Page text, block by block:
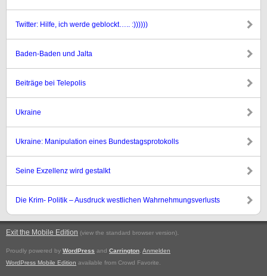
Twitter: Hilfe, ich werde geblockt….. :))))))
Baden-Baden und Jalta
Beiträge bei Telepolis
Ukraine
Ukraine: Manipulation eines Bundestagsprotokolls
Seine Exzellenz wird gestalkt
Die Krim- Politik – Ausdruck westlichen Wahrnehmungsverlusts
Exit the Mobile Edition (view the standard browser version).
Proudly powered by WordPress and Carrington Anmelden
WordPress Mobile Edition available from Crowd Favorite.